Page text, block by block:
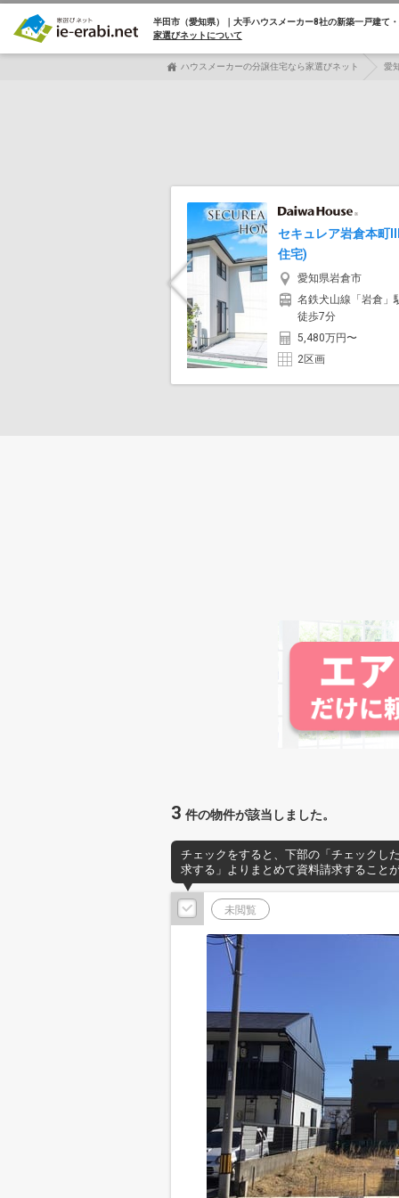
半田市（愛知県）｜大手ハウスメーカー8社の新築一戸建て
家選びネットについて
ハウスメーカーの分譲住宅なら家選びネット 愛
Previous
セキュレア岩倉本町
住宅)
愛知県岩倉市
名鉄犬山線「岩倉」
徒歩7分
5,480万円〜
2区画
3 件の物件が該当しました。
チェックをすると、下部の「チェックし
求する」よりまとめて資料請求すること
未閲覧